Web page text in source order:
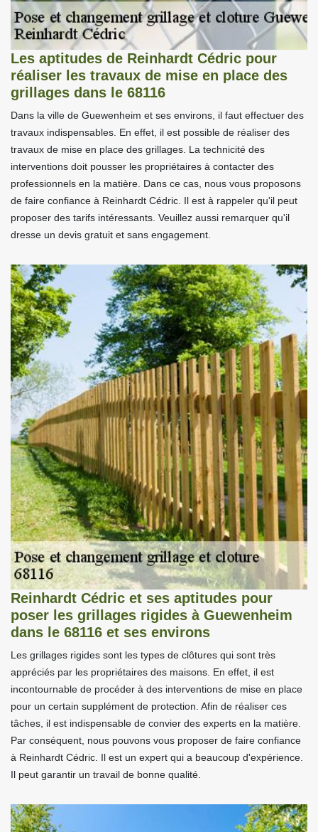
Les aptitudes de Reinhardt Cédric pour
réaliser les travaux de mise en place des
grillages dans le 68116
Dans la ville de Guewenheim et ses environs, il faut effectuer des
travaux indispensables. En effet, il est possible de réaliser des
travaux de mise en place des grillages. La technicité des
interventions doit pousser les propriétaires à contacter des
professionnels en la matière. Dans ce cas, nous vous proposons
de faire confiance à Reinhardt Cédric. Il est à rappeler qu'il peut
proposer des tarifs intéressants. Veuillez aussi remarquer qu'il
dresse un devis gratuit et sans engagement.
Reinhardt Cédric et ses aptitudes pour
poser les grillages rigides à Guewenheim
dans le 68116 et ses environs
Les grillages rigides sont les types de clôtures qui sont très
appréciés par les propriétaires des maisons. En effet, il est
incontournable de procéder à des interventions de mise en place
pour un certain supplément de protection. Afin de réaliser ces
tâches, il est indispensable de convier des experts en la matière.
Par conséquent, nous pouvons vous proposer de faire confiance
à Reinhardt Cédric. Il est un expert qui a beaucoup d'expérience.
Il peut garantir un travail de bonne qualité.